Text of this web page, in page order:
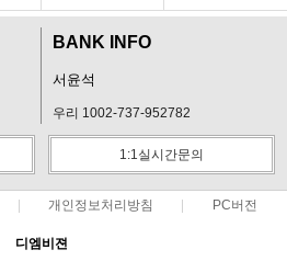
BANK INFO
서윤석
우리 1002-737-952782
1:1실시간문의
개인정보처리방침 PC버전
디엠비젼